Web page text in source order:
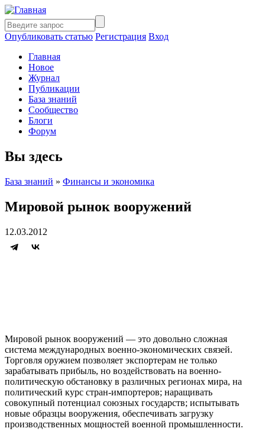
Опубликовать статью Регистрация Вход
Главная
Новое
Журнал
Публикации
База знаний
Сообщество
Блоги
Форум
Вы здесь
База знаний » Финансы и экономика
Мировой рынок вооружений
12.03.2012
Мировой рынок вооружений — это довольно сложная
система международных военно-экономических связей.
Торговля оружием позволяет экспортерам не только
зарабатывать прибыль, но воздействовать на военно-
политическую обстановку в различных регионах мира, на
политический курс стран-импортеров; наращивать
совокупный потенциал союзных государств; испытывать
новые образцы вооружения, обеспечивать загрузку
производственных мощностей военной промышленности.